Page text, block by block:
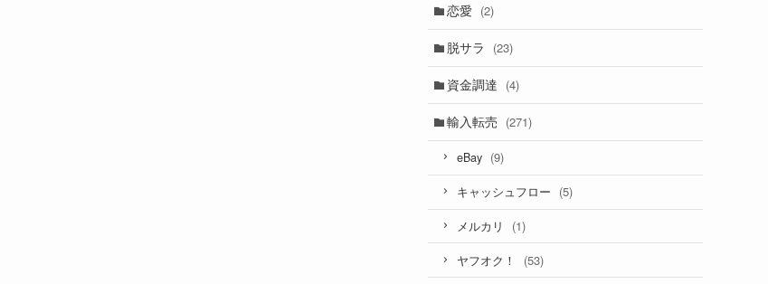
恋愛 (2)
脱サラ (23)
資金調達 (4)
輸入転売 (271)
eBay (9)
キャッシュフロー (5)
メルカリ (1)
ヤフオク！ (53)